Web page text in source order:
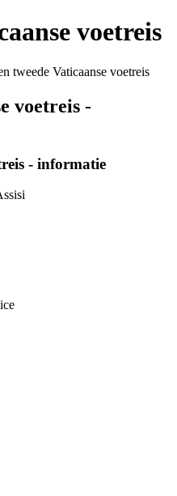
voetreis
tweede Vaticaanse voetreis
voetreis -
- informatie